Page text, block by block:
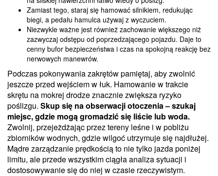
Zamiast tego, staraj się hamować silnikiem, redukując
biegi, a pedału hamulca używaj z wyczuciem.
Niezwykle ważne jest również zachowanie większego niż
zazwyczaj odstępu od poprzedzającego pojazdu. Daje to
cenny bufor bezpieczeństwa i czas na spokojną reakcję bez
nerwowych manewrów.
Podczas pokonywania zakrętów pamiętaj, aby zwolnić
jeszcze przed wejściem w łuk. Hamowanie w trakcie
skrętu na mokrej drodze znacznie zwiększa ryzyko
poślizgu. Skup się na obserwacji otoczenia – szukaj
miejsc, gdzie mogą gromadzić się liście lub woda.
Zwolnij, przejeżdżając przez tereny leśne i w pobliżu
zbiorników wodnych, gdzie wilgoć utrzymuje się najdłużej.
Mądre zarządzanie prędkością to nie tylko jazda poniżej
limitu, ale przede wszystkim ciągła analiza sytuacji i
dostosowywanie się do niej w czasie rzeczywistym.